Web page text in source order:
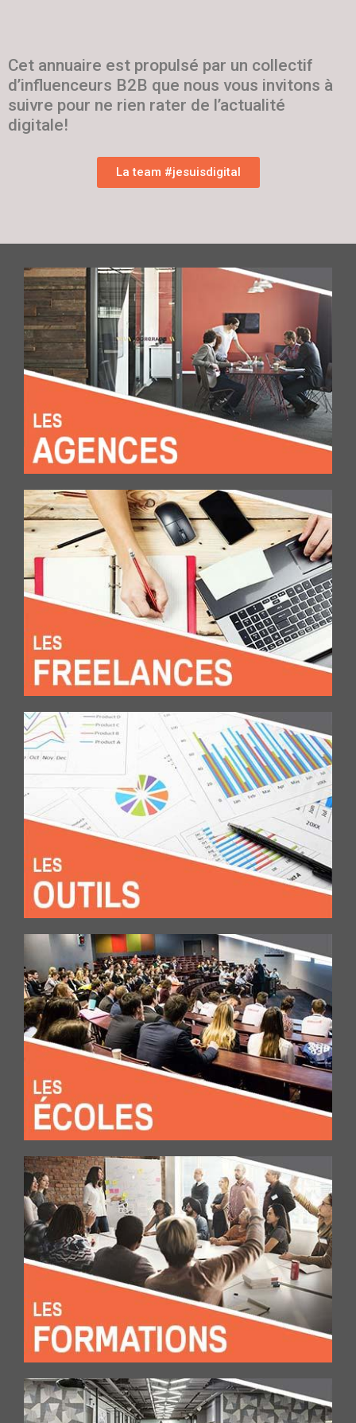
Cet annuaire est propulsé par un collectif
d’influenceurs B2B que nous vous invitons à
suivre pour ne rien rater de l’actualité
digitale!
La team #jesuisdigital